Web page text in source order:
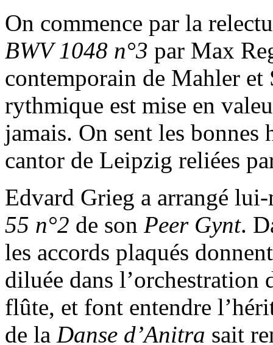
On commence par la
BWV 1048 n°3 par Max
contemporain de Mahler
rythmique est mise en
jamais. On sent les
cantor de Leipzig reliées
Edvard Grieg a arrangé
55 n°2 de son Peer Gynt.
les accords plaqués
diluée dans l’orchestration
flûte, et font entendre
de la Danse d’Anitra sait